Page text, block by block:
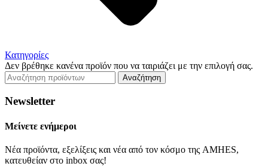
Κατηγορίες
Δεν βρέθηκε κανένα προϊόν που να ταιριάζει με την επιλογή σας.
Αναζήτηση
Newsletter
Μείνετε ενήμεροι
Νέα προϊόντα, εξελίξεις και νέα από τον κόσμο της AMHES,
κατευθείαν στο inbox σας!